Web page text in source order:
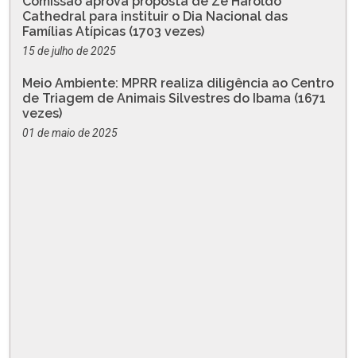
Cathedral para instituir o Dia Nacional das
Famílias Atípicas (1703 vezes)
15 de julho de 2025
Meio Ambiente: MPRR realiza diligência ao Centro
de Triagem de Animais Silvestres do Ibama (1671
vezes)
01 de maio de 2025